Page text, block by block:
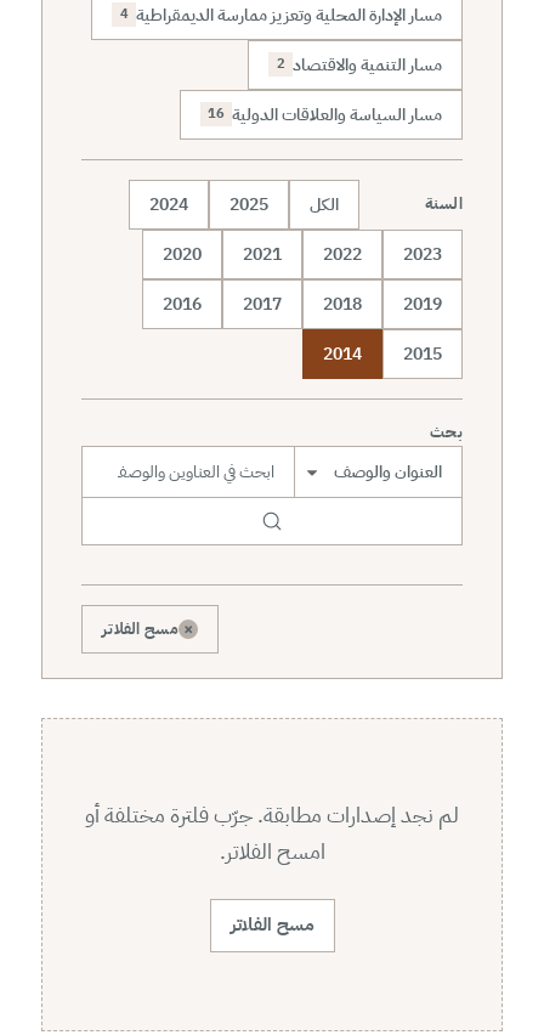
مسار الإدارة المحلية وتعزيز ممارسة الديمقراطية 4
مسار التنمية والاقتصاد 2
مسار السياسة والعلاقات الدولية 16
السنة الكل 2025
2024
2023
2022
2021
2020
2019
2018
2017
2016
2015
2014
بحث
× مسح الفلاتر
لم نجد إصدارات مطابقة. جرّب فلترة مختلفة أو
امسح الفلاتر.
مسح الفلاتر